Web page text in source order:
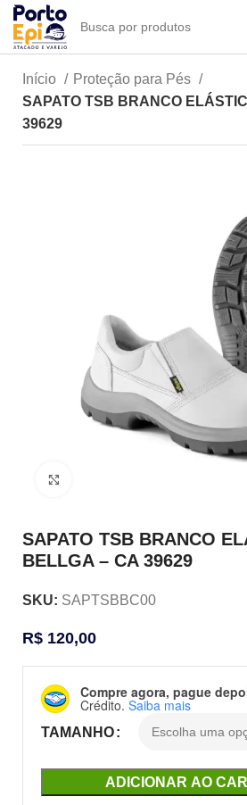
Início
Proteção para Pés
SAPATO TSB BRANCO
39629
SAPATO TSB BRANCO
BELLGA – CA 39629
SKU: SAPTSBBC00
R$ 120,00
Compre agora, pague
Crédito. Saiba mais
TAMANHO
ADICIONAR AO